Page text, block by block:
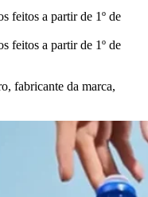
fabricante da marca,